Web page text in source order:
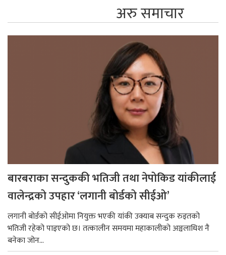
अरु समाचार
बारबराका सन्दुककी भतिजी तथा नेपोकिड यांकीलाई
वालेन्द्रको उपहार ‘लगानी बोर्डको सीईओ’
लगानी बोर्डको सीईओमा नियुक्त भएकी यांकी उक्याब सन्दुक रुइतको
भतिजी रहेको पाइएको छ। तत्कालीन समयमा महाकालीको अञ्चलाधिश नै
बनेका जोन...